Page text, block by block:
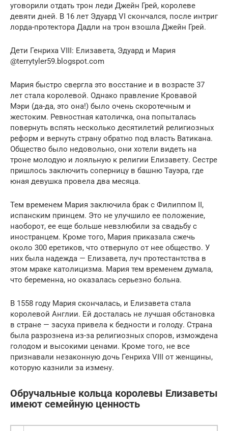
уговорили отдать трон леди Джейн Грей, королеве
девяти дней. В 16 лет Эдуард VI скончался, после интриг
лорда-протектора Дадли на трон взошла Джейн Грей.
Дети Генриха VIII: Елизавета, Эдуард и Мария
@terrytyler59.blogspot.com
Мария быстро свергла это восстание и в возрасте 37
лет стала королевой. Однако правление Кровавой
Мэри (да-да, это она!) было очень скоротечным и
жестоким. Ревностная католичка, она попыталась
повернуть вспять несколько десятилетий религиозных
реформ и вернуть страну обратно под власть Ватикана.
Общество было недовольно, они хотели видеть на
троне молодую и лояльную к религии Елизавету. Сестре
пришлось заключить соперницу в башню Тауэра, где
юная девушка провела два месяца.
Тем временем Мария заключила брак с Филиппом II,
испанским принцем. Это не улучшило ее положение,
наоборот, ее еще больше невзлюбили за свадьбу с
иностранцем. Кроме того, Мария приказала сжечь
около 300 еретиков, что отвернуло от нее общество. У
них была надежда — Елизавета, луч протестантства в
этом мраке католицизма. Мария тем временем думала,
что беременна, но оказалась серьезно больна.
В 1558 году Мария скончалась, и Елизавета стала
королевой Англии. Ей досталась не лучшая обстановка
в стране — засуха привела к бедности и голоду. Страна
была разрознена из-за религиозных споров, измождена
голодом и высокими ценами. Кроме того, не все
признавали незаконную дочь Генриха VIII от женщины,
которую казнили за измену.
Обручальные кольца королевы Елизаветы
имеют семейную ценность